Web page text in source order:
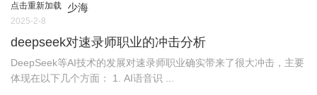
点击重新加载 少海
2025-2-8
deepseek对速录师职业的冲击分析
DeepSeek等AI技术的发展对速录师职业确实带来了很大冲击，主要
体现在以下几个方面： 1. AI语音识 ...